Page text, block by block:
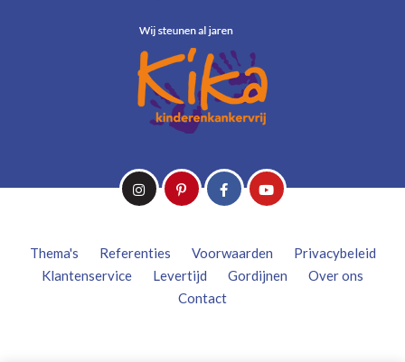
Thema's Referenties Voorwaarden
Privacybeleid
Klantenservice
Levertijd Gordijnen
Over ons
Contact